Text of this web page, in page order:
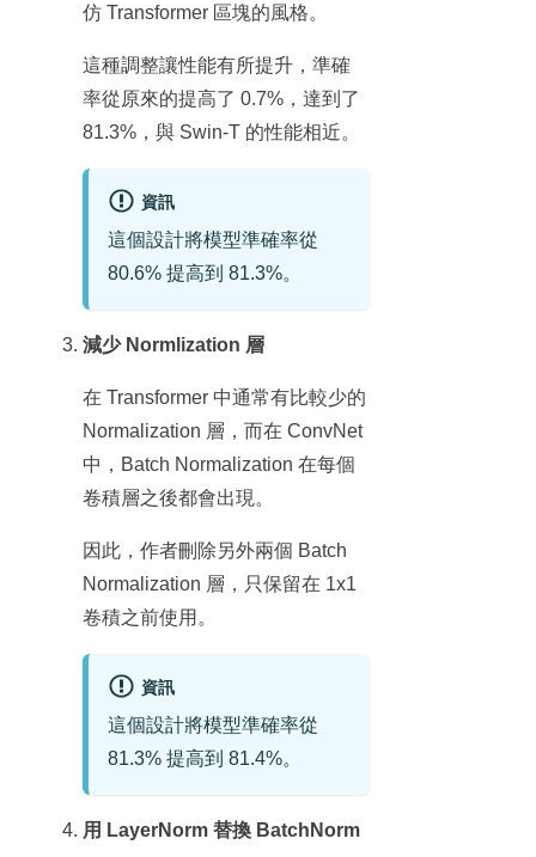
仿 Transformer 區塊的風格。
這種調整讓性能有所提升，準確
率從原來的提高了 0.7%，達到了
81.3%，與 Swin-T 的性能相近。
資訊
這個設計將模型準確率從
80.6% 提高到 81.3%。
減少 Normlization 層
在 Transformer 中通常有比較少的
Normalization 層，而在 ConvNet
中，Batch Normalization 在每個
卷積層之後都會出現。
因此，作者刪除另外兩個 Batch
Normalization 層，只保留在 1x1
卷積之前使用。
資訊
這個設計將模型準確率從
81.3% 提高到 81.4%。
用 LayerNorm 替換 BatchNorm